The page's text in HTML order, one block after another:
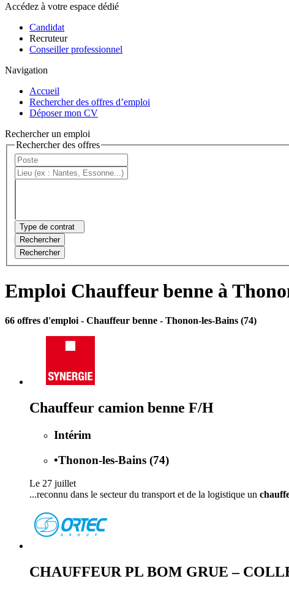
Accédez à votre espace dédié
Candidat
Recruteur
Conseiller professionnel
Navigation
Accueil
Rechercher des offres d’emploi
Déposer mon CV
Rechercher un emploi
Rechercher des offres
Type de contrat
Rechercher
Rechercher
Emploi Chauffeur benne à
66 offres d'emploi - Chauffeur benne - Thonon-les-Bains (74)
Chauffeur camion benne F/H
Intérim
•Thonon-les-Bains (74)
Le 27 juillet
...reconnu dans le secteur du transport et de la logistique un
CHAUFFEUR PL BOM GRUE –